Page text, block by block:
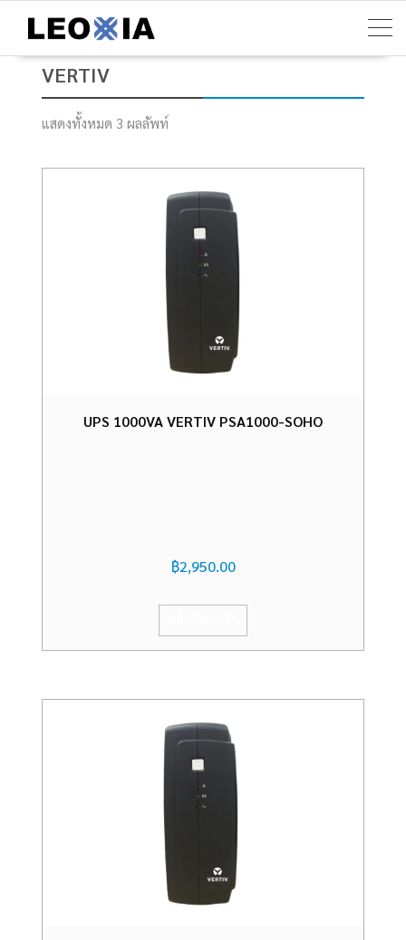
content
VERTIV
แสดงทั้งหมด 3 ผลลัพท์
UPS 1000VA VERTIV PSA1000-SOHO
฿2,950.00